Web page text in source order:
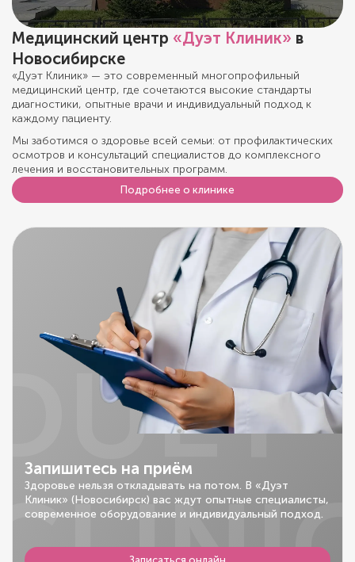
Медицинский центр «Дуэт Клиник» в
Новосибирске
«Дуэт Клиник» — это современный многопрофильный
медицинский центр, где сочетаются высокие стандарты
диагностики, опытные врачи и индивидуальный подход к
каждому пациенту.
Мы заботимся о здоровье всей семьи: от профилактических
осмотров и консультаций специалистов до комплексного
лечения и восстановительных программ.
Подробнее о клинике
Запишитесь на приём
Здоровье нельзя откладывать на потом. В «Дуэт
Клиник» (Новосибирск) вас ждут опытные специалисты,
современное оборудование и индивидуальный подход.